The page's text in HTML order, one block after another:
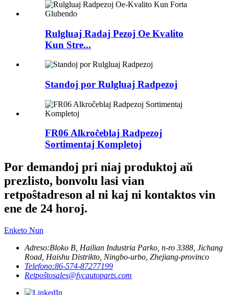
Rulgluaj Radaj Pezoj Oe Kvalito
Kun Stre...
Standoj por Rulgluaj Radpezoj
FR06 Alkroĉeblaj Radpezoj
Sortimentaj Kompletoj
Por demandoj pri niaj produktoj aŭ
prezlisto, bonvolu lasi vian
retpoŝtadreson al ni kaj ni kontaktos vin
ene de 24 horoj.
Enketo Nun
Adreso:Bloko B, Hailian Industria Parko, n-ro 3388, Jichang
Road, Haishu Distrikto, Ningbo-urbo, Zhejiang-provinco
Telefono:86-574-87277199
Retpoŝtosales@fycautoparts.com